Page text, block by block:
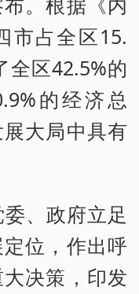
市占全区15.
全区42.5%的
的经济总
大局中具有
、政府立足
位，作出呼
决策，印发